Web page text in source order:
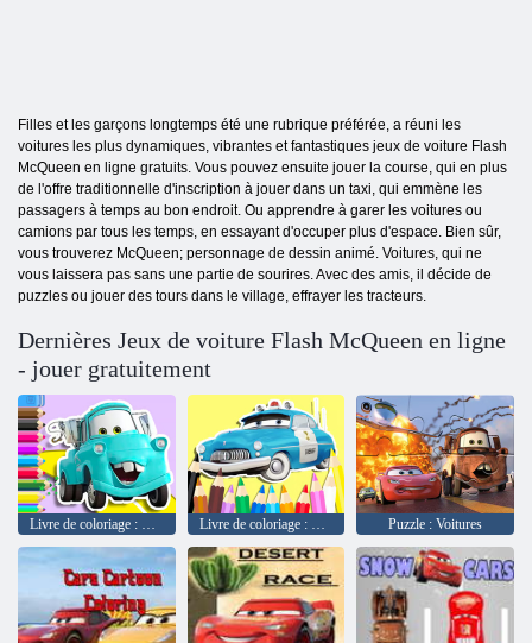
Filles et les garçons longtemps été une rubrique préférée, a réuni les
voitures les plus dynamiques, vibrantes et fantastiques jeux de voiture Flash
McQueen en ligne gratuits. Vous pouvez ensuite jouer la course, qui en plus
de l'offre traditionnelle d'inscription à jouer dans un taxi, qui emmène les
passagers à temps au bon endroit. Ou apprendre à garer les voitures ou
camions par tous les temps, en essayant d'occuper plus d'espace. Bien sûr,
vous trouverez McQueen; personnage de dessin animé. Voitures, qui ne
vous laissera pas sans une partie de sourires. Avec des amis, il décide de
puzzles ou jouer des tours dans le village, effrayer les tracteurs.
Dernières Jeux de voiture Flash McQueen en ligne
- jouer gratuitement
Livre de coloriage : Mater Cars Livre de coloriage : Shérif des voitures Puzzle : Voitures